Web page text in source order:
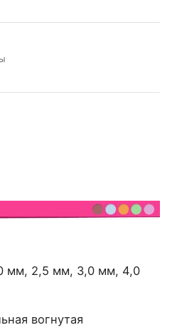
мм, 2,5 мм, 3,0 мм, 4,0
вогнутая